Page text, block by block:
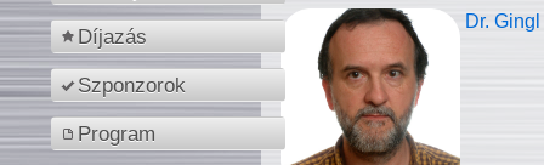
Díjazás
Szponzorok
Program
Dr.